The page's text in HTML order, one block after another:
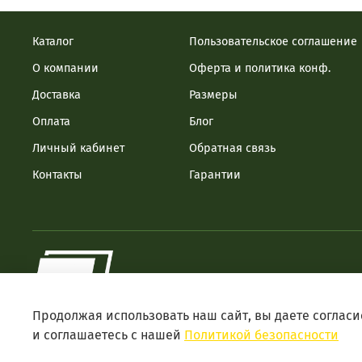
Каталог
О компании
Доставка
Оплата
Личный кабинет
Контакты
Пользовательское соглашение
Оферта и политика конф.
Размеры
Блог
Обратная связь
Гарантии
Продолжая использовать наш сайт, вы даете
и соглашаетесь с нашей Политикой безопасности